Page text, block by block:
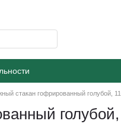
стакан гофрированный голубой,